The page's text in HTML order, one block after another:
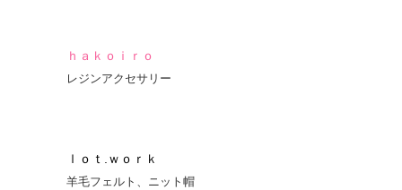
ｈａｋｏｉｒｏ
レジンアクセサリー
ｌｏｔ.ｗｏｒｋ
羊毛フェルト、ニット帽